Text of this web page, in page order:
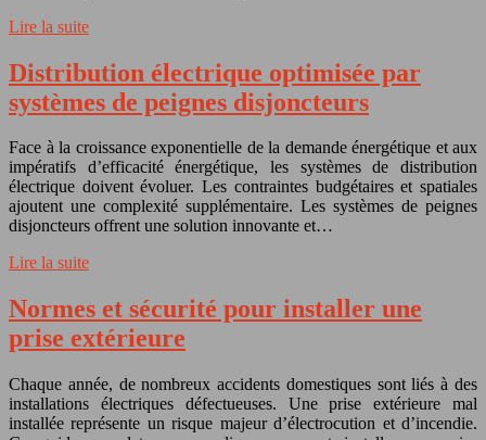
Lire la suite
Distribution électrique optimisée par
systèmes de peignes disjoncteurs
Face à la croissance exponentielle de la demande énergétique et aux
impératifs d’efficacité énergétique, les systèmes de distribution
électrique doivent évoluer. Les contraintes budgétaires et spatiales
ajoutent une complexité supplémentaire. Les systèmes de peignes
disjoncteurs offrent une solution innovante et…
Lire la suite
Normes et sécurité pour installer une
prise extérieure
Chaque année, de nombreux accidents domestiques sont liés à des
installations électriques défectueuses. Une prise extérieure mal
installée représente un risque majeur d’électrocution et d’incendie.